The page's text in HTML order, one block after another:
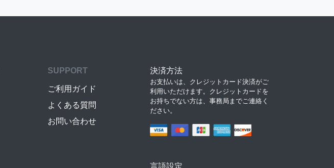
SUPPORT
ご利用ガイド
よくある質問
お問い合わせ
決済方法
お支払いは、クレジットカード決済がご
利用いただけます。クレジットカードを
お持ちでない方は、事務局までご連絡く
ださい。
言語設定